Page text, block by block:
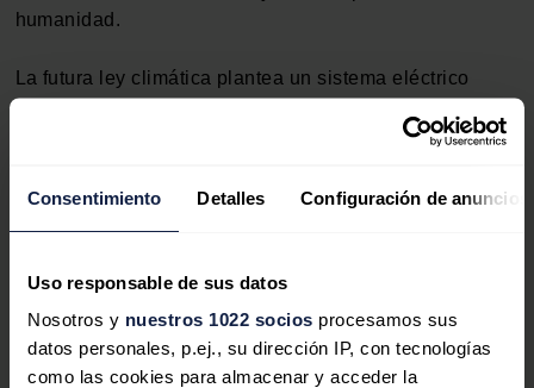
Consentimiento Detalles Configuración de anuncios
Uso responsable de sus datos
Nosotros y nuestros 1022 socios procesamos sus
datos personales, p.ej., su dirección IP, con tecnologías
como las cookies para almacenar y acceder la
humanidad.
La futura ley climática plantea un sistema eléctrico
español 100 % renovable (para antes de mitad de
siglo), un parque de turismos y vehículos comerciales
municipios de más de 50.000 habitantes y que, en 2030
“coherente” para el Ministerio para la Transición
aumento de ambición climática que se ha fijado la
Comisión Europea: una reducción en 2030 de entre el